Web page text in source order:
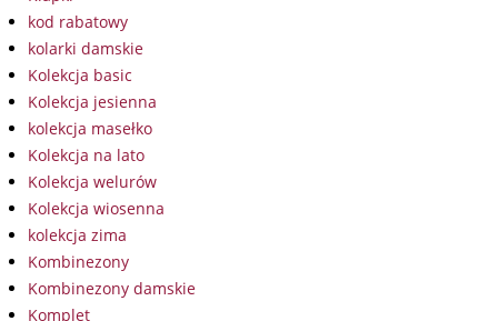
kod rabatowy
kolarki damskie
Kolekcja basic
Kolekcja jesienna
kolekcja masełko
Kolekcja na lato
Kolekcja welurów
Kolekcja wiosenna
kolekcja zima
Kombinezony
Kombinezony damskie
Komplet